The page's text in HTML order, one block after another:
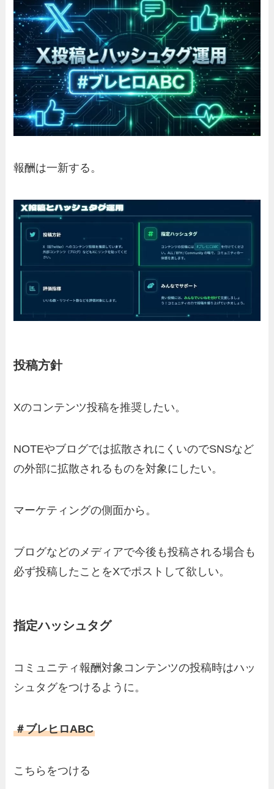
報酬は一新する。
投稿方針
Xのコンテンツ投稿を推奨したい。
NOTEやブログでは拡散されにくいのでSNSなど
の外部に拡散されるものを対象にしたい。
マーケティングの側面から。
ブログなどのメディアで今後も投稿される場合も
必ず投稿したことをXでポストして欲しい。
指定ハッシュタグ
コミュニティ報酬対象コンテンツの投稿時はハッ
シュタグをつけるように。
＃ブレヒロABC
こちらをつける